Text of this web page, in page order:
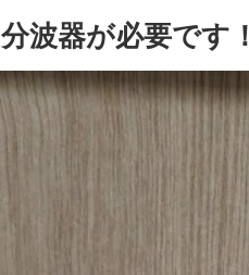
波器が必要です！